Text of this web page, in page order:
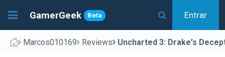
GamerGeek Beta Entrar
Marcos010169 Reviews Uncharted 3: Drake's